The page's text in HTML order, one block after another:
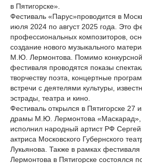
в Пятигорске».
Фестиваль «Парус»проводится в
июля 2024 по август 2025 года. Это
профессиональных композиторов,
создание нового музыкального
М.Ю. Лермонтова. Помимо
фестиваля проводятся показы
творчеству поэта, концертные
встречи с деятелями культуры,
эстрады, театра и кино.
Фестиваль открылся в Пятигорске 27
драмы М.Ю. Лермонтова «Маскарад»,
исполнил народный артист РФ
актриса Московского Губернского
Лукьянова. Также в рамках
Лермонтова в Пятигорске состоялся